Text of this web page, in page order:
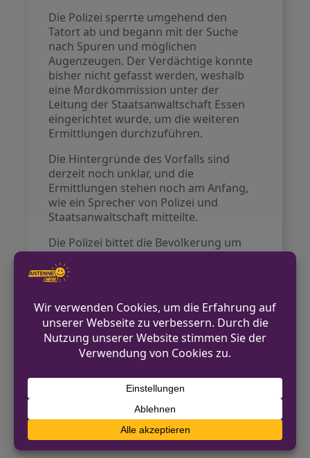
Die Polizei sperrte umgehend den
Tatort ab und begann mit der Suche
nach Spuren und möglichen
Augenzeugen. Der Verdächtige konnte
bisher nicht gefasst werden, weshalb
eine Mordkommission unter der
Leitung der Staatsanwaltschaft Essen
eingerichtet wurde, um die weiteren
Ermittlungen durchzuführen.
Die Hintergründe des Vorfalls sind
derzeit noch unklar, und die
Ermittlungen stehen noch am Anfang,
wie ein Sprecher von Polizei und
Staatsanwaltschaft mitteilte.
Die Polizei bittet die Bevölkerung um
Aufklärung des Falls beitragen können.
VORHERIGER BEITRAG
Westfalenpark Dortmund
NÄCHSTER BEITRAG
Auto überschlägt sich auf A46 bei Arnsberg
– Sechs Verletzte